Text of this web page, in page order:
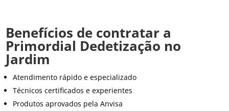
Benefícios de contratar a
Primordial Dedetização no
Jardim
Atendimento rápido e especializado
Técnicos certificados e experientes
Produtos aprovados pela Anvisa